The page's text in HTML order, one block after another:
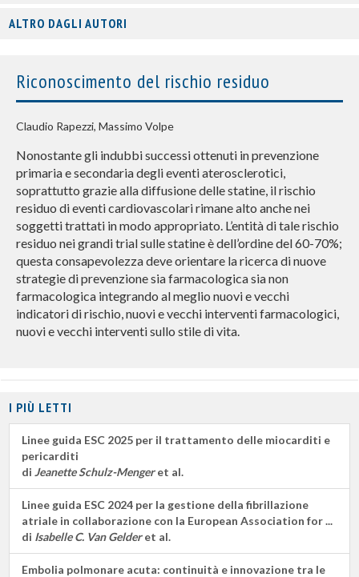
ALTRO DAGLI AUTORI
Riconoscimento del rischio residuo
Claudio Rapezzi, Massimo Volpe
Nonostante gli indubbi successi ottenuti in prevenzione
primaria e secondaria degli eventi aterosclerotici,
soprattutto grazie alla diffusione delle statine, il rischio
residuo di eventi cardiovascolari rimane alto anche nei
soggetti trattati in modo appropriato. L’entità di tale rischio
residuo nei grandi trial sulle statine è dell’ordine del 60-70%;
questa consapevolezza deve orientare la ricerca di nuove
strategie di prevenzione sia farmacologica sia non
farmacologica integrando al meglio nuovi e vecchi
indicatori di rischio, nuovi e vecchi interventi farmacologici,
nuovi e vecchi interventi sullo stile di vita.
I PIÙ LETTI
Linee guida ESC 2025 per il trattamento delle miocarditi e
pericarditi
di Jeanette Schulz-Mengeret al.
Linee guida ESC 2024 per la gestione della fibrillazione
atriale in collaborazione con la European Association for ...
di Isabelle C. Van Gelderet al.
Embolia polmonare acuta: continuità e innovazione tra le